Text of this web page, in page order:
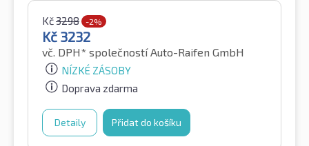
Kč3298 -2%
Kč 3232
vč. DPH* společností Auto-Raifen GmbH
NÍZKÉ ZÁSOBY
Doprava zdarma
Detaily Přidat do košíku